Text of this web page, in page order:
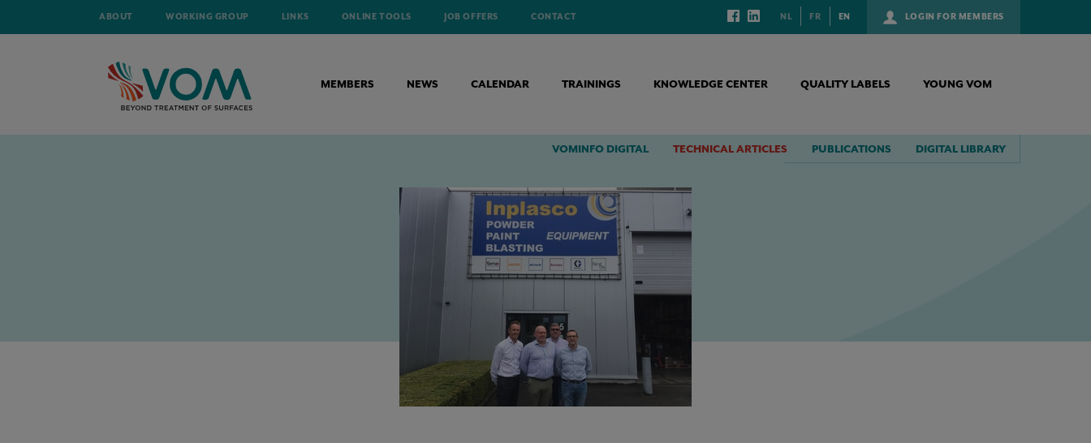
ABOUT WORKING GROUP LINKS ONLINE TOOLS JOB OFFERS CONTACT LOGIN FOR MEMBERS
NL FR EN
MEMBERS NEWS CALENDAR TRAININGS KNOWLEDGE CENTER QUALITY LABELS YOUNG VOM
VOMINFO DIGITAL TECHNICAL ARTICLES PUBLICATIONS DIGITAL LIBRARY
TECHNICAL ARTICLES OVERNAME VAN INPLASCO DOOR CLID INDUSTRIES BIEDT MOOIE OPPORTUNITEITEN